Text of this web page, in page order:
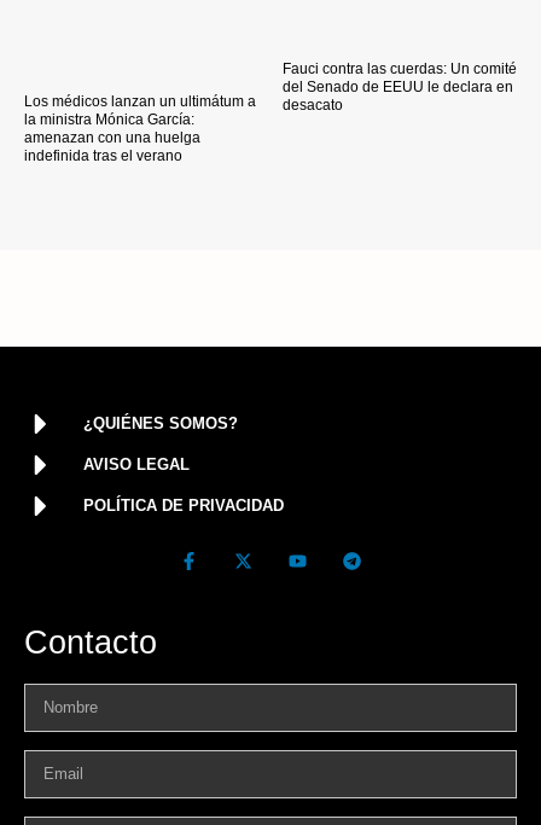
Los médicos lanzan un ultimátum a
la ministra Mónica García:
amenazan con una huelga
indefinida tras el verano
Fauci contra las cuerdas: Un comité
del Senado de EEUU le declara en
desacato
¿QUIÉNES SOMOS?
AVISO LEGAL
POLÍTICA DE PRIVACIDAD
Contacto